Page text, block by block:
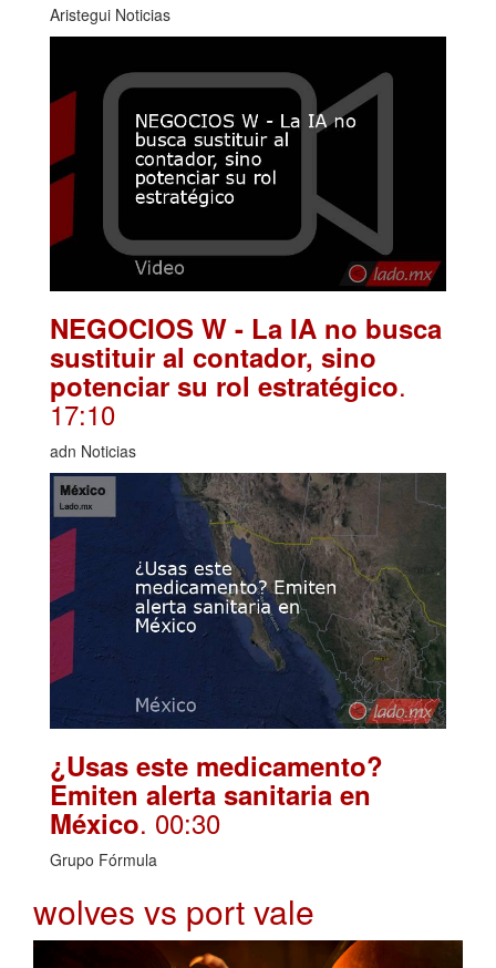
Aristegui Noticias
NEGOCIOS W - La IA no busca
sustituir al contador, sino
potenciar su rol estratégico.
17:10
adn Noticias
¿Usas este medicamento?
Emiten alerta sanitaria en
México. 00:30
Grupo Fórmula
wolves vs port vale